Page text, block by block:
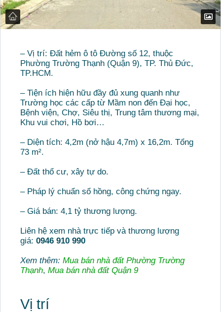
– Vị trí: Đất hẻm ô tô Đường số 12, thuộc
Phường Trường Thạnh (Quận 9), TP. Thủ Đức,
TP.HCM.
– Tiện ích hiện hữu đầy đủ xung quanh như
Trường học các cấp từ Mầm non đến Đại học,
Bệnh viện, Chợ, Siêu thị, Trung tâm thương mại,
Khu vui chơi, Hồ bơi…
– Diện tích: 4,2m (nở hậu 4,7m) x 16,2m. Tổng
73 m².
– Đất thổ cư, xây tự do.
– Pháp lý chuẩn sổ hồng, công chứng ngay.
– Giá bán: 4,1 tỷ thương lượng.
Liên hệ xem nhà trực tiếp và thương lượng
giá: 0946 910 990
Xem thêm: Mua bán nhà đất Phường Trường
Thạnh, Mua bán nhà đất Quận 9
Vị trí